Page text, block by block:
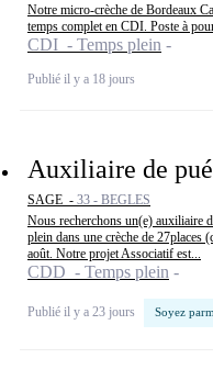
Notre micro-crèche de Bordeaux
temps complet en CDI. Poste à
CDI - Temps plein
Publié il y a 18 jours
Auxiliaire de
SAGE - 33 - BEGLES
Nous recherchons un(e) auxiliaire
plein dans une crèche de 27places
août. Notre projet Associatif est...
CDD - Temps plein
Publié il y a 23 jours Soyez